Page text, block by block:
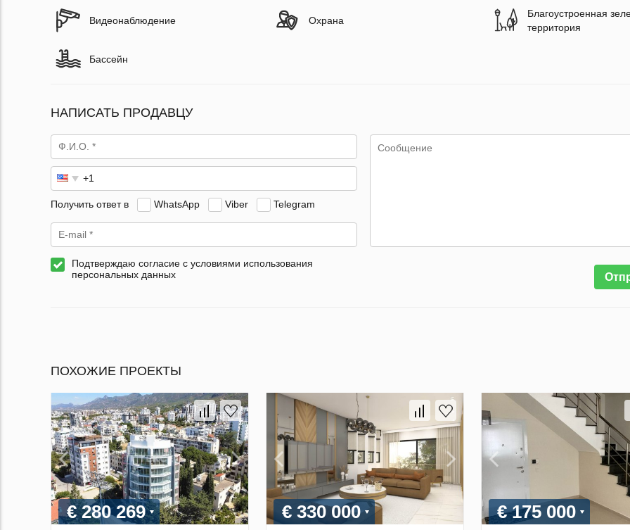
Видеонаблюдение Охрана
Благоустроенная
территория
Бассейн
НАПИСАТЬ ПРОДАВЦУ
Получить ответ в WhatsApp Viber Telegram
Подтверждаю согласие с условиями использования
персональных данных
ПОХОЖИЕ ПРОЕКТЫ
€ 280 269 € 330 000 € 175 000